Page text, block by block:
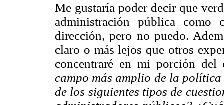
Me gustaría poder decir que
administración pública como
dirección, pero no puedo.
claro o más lejos que otros
concentraré en mi porción del
campo más amplio de la
de los siguientes tipos de